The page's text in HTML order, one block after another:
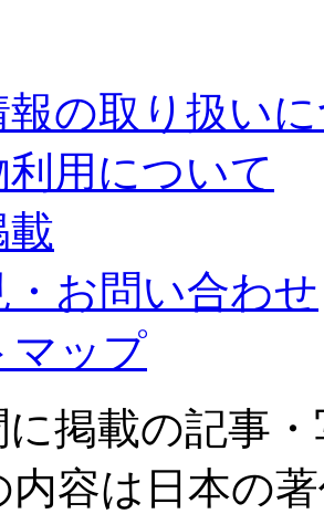
報の取り扱い
用について
載
・お問い合わせ
マップ
掲載の記事
内容は日本の